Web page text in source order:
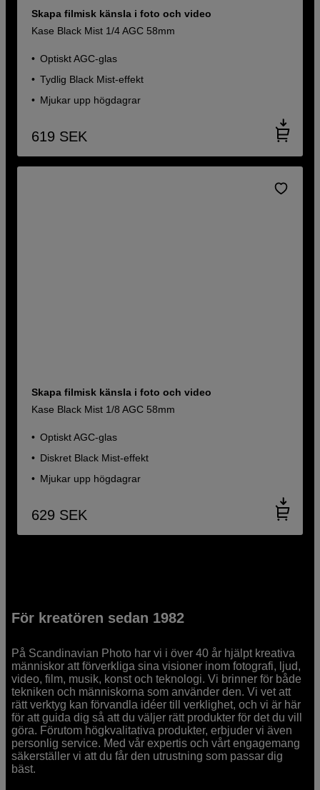
Skapa filmisk känsla i foto och video
Kase Black Mist 1/4 AGC 58mm
Optiskt AGC-glas
Tydlig Black Mist-effekt
Mjukar upp högdagrar
619 SEK
Skapa filmisk känsla i foto och video
Kase Black Mist 1/8 AGC 58mm
Optiskt AGC-glas
Diskret Black Mist-effekt
Mjukar upp högdagrar
629 SEK
För kreatören sedan 1982
På Scandinavian Photo har vi i över 40 år hjälpt kreativa
människor att förverkliga sina visioner inom fotografi, ljud,
video, film, musik, konst och teknologi. Vi brinner för både
tekniken och människorna som använder den. Vi vet att
rätt verktyg kan förvandla idéer till verklighet, och vi är här
för att guida dig så att du väljer rätt produkter för det du vill
göra. Förutom högkvalitativa produkter, erbjuder vi även
personlig service. Med vår expertis och vårt engagemang
säkerställer vi att du får den utrustning som passar dig
bäst.